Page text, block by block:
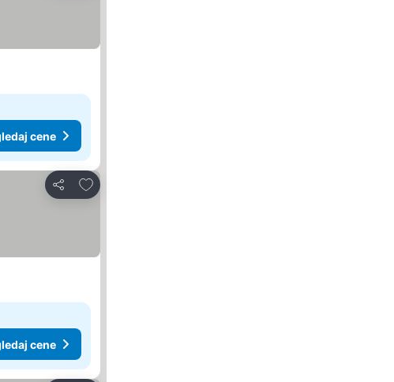
cene
Deli
Dodati u favorite
cene